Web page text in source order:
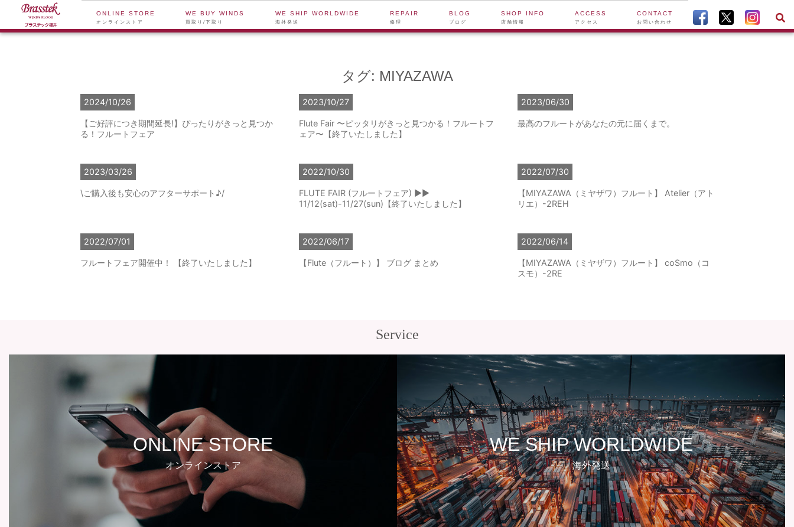
ONLINE STORE
オンラインストア
WE BUY WINDS
買取り/下取り
WE SHIP WORLDWIDE
海外発送
REPAIR
修理
BLOG
ブログ
SHOP INFO
店舗情報
ACCESS
アクセス
CONTACT
お問い合わせ
タグ: MIYAZAWA
2024/10/26
【ご好評につき期間延長!】ぴったりがきっと見つか
る！フルートフェア
2023/10/27
Flute Fair 〜ピッタリがきっと見つかる！フルートフ
ェア〜【終了いたしました】
2023/06/30
最高のフルートがあなたの元に届くまで。
2023/03/26
\ご購入後も安心のアフターサポート♪/
2022/10/30
FLUTE FAIR (フルートフェア) ▶▶
11/12(sat)-11/27(sun)【終了いたしました】
2022/07/30
【MIYAZAWA（ミヤザワ）フルート】 Atelier（アト
リエ）-2REH
2022/07/01
フルートフェア開催中！ 【終了いたしました】
2022/06/17
【Flute（フルート）】 ブログ まとめ
2022/06/14
【MIYAZAWA（ミヤザワ）フルート】 coSmo（コ
スモ）-2RE
Service
ONLINE STORE
オンラインストア
WE SHIP WORLDWIDE
海外発送